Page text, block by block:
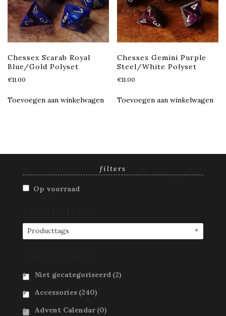
Chessex Scarab Royal
Blue/Gold Polyset
€11.00
Toevoegen aan winkelwagen
Chessex Gemini Purple
Steel/White Polyset
€11.00
Toevoegen aan winkelwagen
filters
Op voorraad
Producttags
Niet gecategoriseerd (2)
Accessories (240)
Advent Calendar (0)